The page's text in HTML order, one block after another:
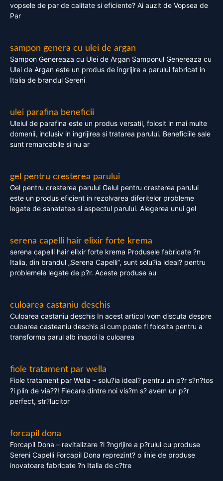
vopsele de par de calitate si eficiente? Ai auzit de Vopsea de
Par
sampon genera cu ulei de argan
Sampon Genereaza cu Ulei de Argan Samponul Genereaza cu
Ulei de Argan este un produs de ingrijire a parului fabricat in
Italia de brandul Sereni
ulei parafina beneficii
Uleiul de parafina este un produs versatil, folosit in mai multe
domenii, inclusiv in ingrijirea si tratarea parului. Beneficiile sale
sunt remarcabile si nu ar
gel pentru cresterea parului
Gel pentru cresterea parului Gelul pentru cresterea parului
este un produs eficient in rezolvarea diferitelor probleme
legate de sanatatea si aspectul parului. Alegerea unui gel
serena capelli hair elixir forte krema
serena capelli hair elixir forte krema Produsele fabricate ?n
Italia, din brandul „Serena Capelli”, sunt solu?ia ideal? pentru
problemele legate de p?r. Aceste produse au
culoarea castaniu deschis
Culoarea castaniu deschis In acest articol vom discuta despre
culoarea casteaniu deschis si cum poate fi folosita pentru a
transforma parul alb inapoi la culoarea
fiole tratament par wella
Fiole tratament par Wella – solu?ia ideal? pentru un p?r s?n?tos
?i plin de via??! Fiecare dintre noi vis?m s? avem un p?r
perfect, str?lucitor
forcapil dona
Forcapil Dona – revitalizare ?i ?ngrijire a p?rului cu produse
Sereni Capelli Forcapil Dona reprezint? o linie de produse
inovatoare fabricate ?n Italia de c?tre